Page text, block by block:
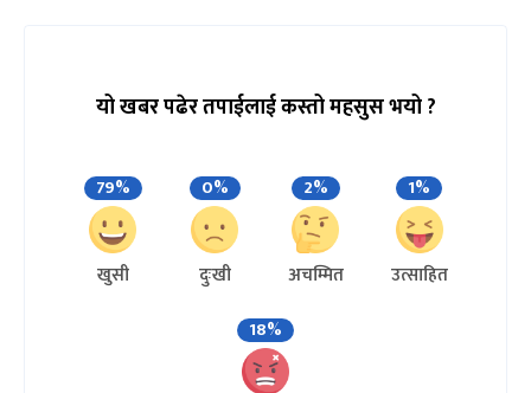
यो खबर पढेर तपाईलाई कस्तो महसुस भयो ?
79%
खुसी
0%
दुःखी
2%
अचम्मित
1%
उत्साहित
18%